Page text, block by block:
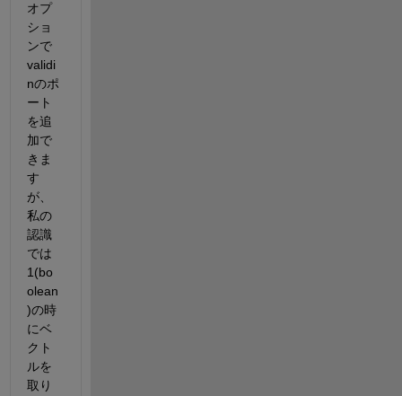
オプ
ショ
ンで
validi
nのポ
ート
を追
加で
きま
す
が、
私の
認識
では
1(bo
olean
)の時
にベ
クト
ルを
取り